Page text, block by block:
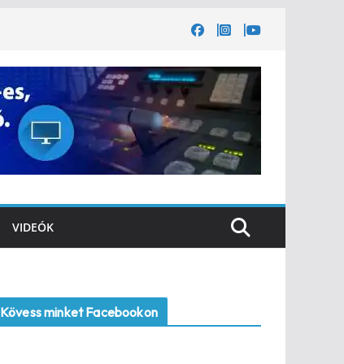
VIDEÓK
Kövess minket Facebookon